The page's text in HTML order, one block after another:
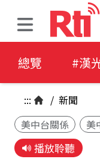
總覽 #漢
::: / 新聞
美中台關係
美
播放聆聽